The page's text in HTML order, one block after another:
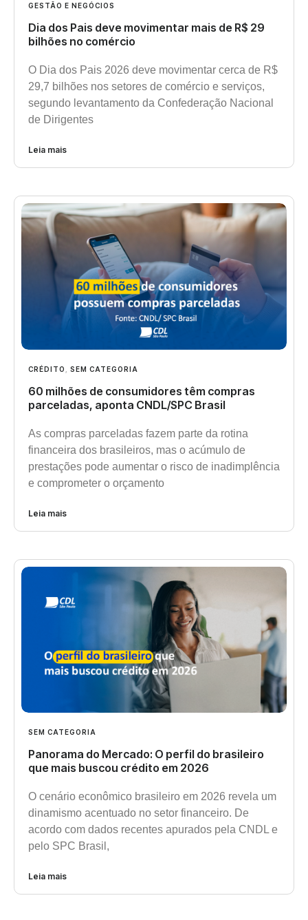
GESTÃO E NEGÓCIOS
Dia dos Pais deve movimentar mais de R$ 29
bilhões no comércio
O Dia dos Pais 2026 deve movimentar cerca de R$
29,7 bilhões nos setores de comércio e serviços,
segundo levantamento da Confederação Nacional
de Dirigentes
Leia mais
CRÉDITO SEM CATEGORIA
60 milhões de consumidores têm compras
parceladas, aponta CNDL/SPC Brasil
As compras parceladas fazem parte da rotina
financeira dos brasileiros, mas o acúmulo de
prestações pode aumentar o risco de inadimplência
e comprometer o orçamento
Leia mais
SEM CATEGORIA
Panorama do Mercado: O perfil do brasileiro
que mais buscou crédito em 2026
O cenário econômico brasileiro em 2026 revela um
dinamismo acentuado no setor financeiro. De
acordo com dados recentes apurados pela CNDL e
pelo SPC Brasil,
Leia mais